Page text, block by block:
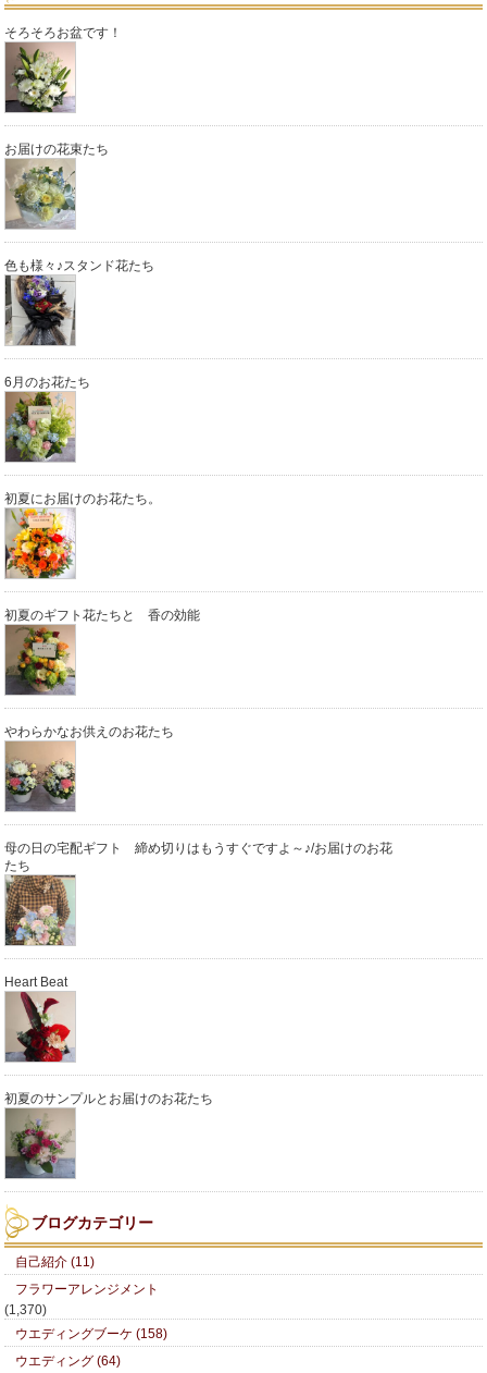
そろそろお盆です！
お届けの花束たち
色も様々♪スタンド花たち
6月のお花たち
初夏にお届けのお花たち。
初夏のギフト花たちと 香の効能
やわらかなお供えのお花たち
母の日の宅配ギフト 締め切りはもうすぐですよ～♪/お届けのお花
たち
Heart Beat
初夏のサンプルとお届けのお花たち
ブログカテゴリー
自己紹介 (11)
フラワーアレンジメント
(1,370)
ウエディングブーケ (158)
ウエディング (64)